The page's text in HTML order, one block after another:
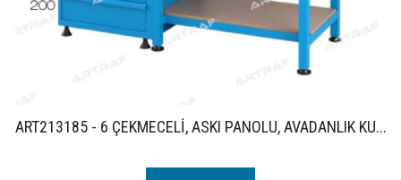
ART213185 - 6 ÇEKMECELİ, ASKI PANOLU, AVADANLIK KU...